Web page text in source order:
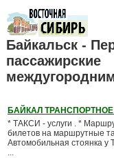
Байкальск -
пассажирские
БАЙКАЛ
* ТАКСИ - услуги . *
билетов на маршрутные
Автомобильная стоянка у
...